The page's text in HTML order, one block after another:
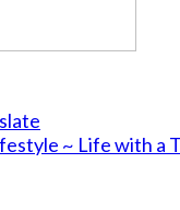
~ Life with a